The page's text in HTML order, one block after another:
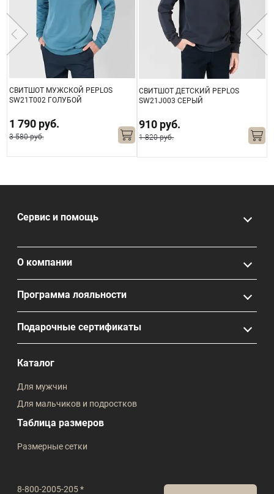
СВИТШОТ МУЖСКОЙ PEPLOS
SW21T002 ГОЛУБОЙ
1 790 руб.
3 580 руб.
СВИТШОТ ДЕТСКИЙ PEPLOS
SW21J003 СЕРЫЙ
910 руб.
1 820 руб.
8-800-2005-205 *
Сервис и помощь
О компании
Программа лояльности
Подарочные сертификаты
Каталог
Для мужчин
Для мальчиков и подростков
Таблица размеров
Размерные сетки